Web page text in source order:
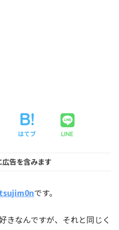
はてブ LINE
広告を含みます
です。
きなんですが、それと同じく